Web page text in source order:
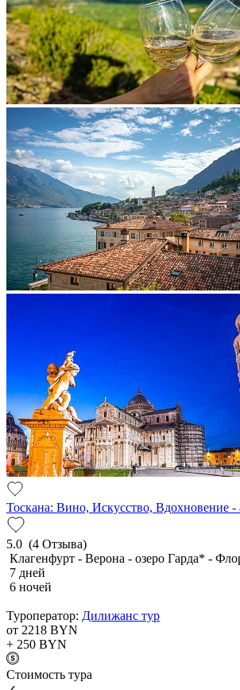
Тоскана: Вино, Искусство, Вдохновение
5.0 (4 Отзыва)
Клагенфурт - Верона - озеро Гарда* -
7 дней
6 ночей
Туроператор: Дилижанс тур
от 2218 BYN
+ 250 BYN
Cтоимость тура